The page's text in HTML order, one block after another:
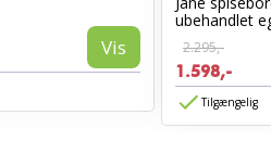
Vis
ubehandlet
2.295,-
1.598,-
Tilgængelig